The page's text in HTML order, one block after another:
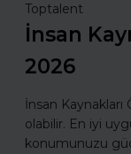
Toptalent
İnsan
2026
İnsan Kaynakları
olabilir. En iyi
konumunuzu